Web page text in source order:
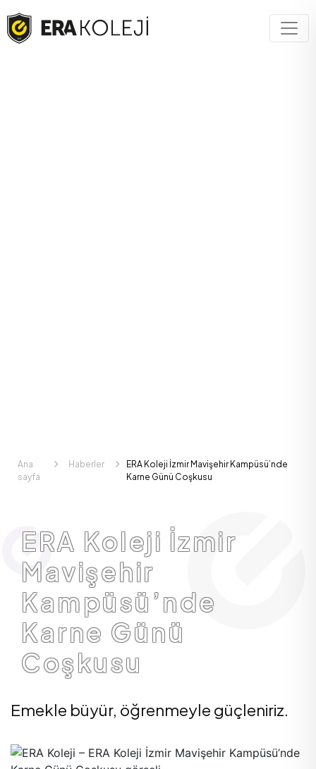
Ana
sayfa
Haberler
ERA Koleji İzmir Mavişehir Kampüsü’nde
Karne Günü Coşkusu
ERA Koleji İzmir
Mavişehir
Kampüsü’nde
Karne Günü
Coşkusu
Emekle büyür, öğrenmeyle güçleniriz.